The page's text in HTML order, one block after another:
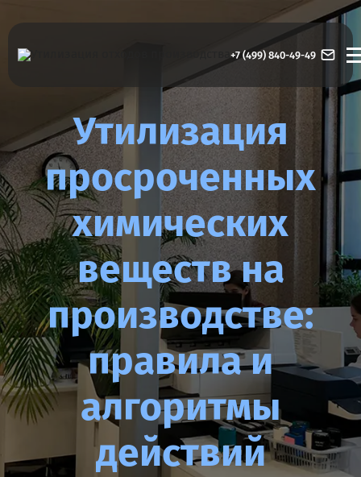
+7 (499) 840-49-49
Утилизация
просроченных
химических
веществ на
производстве:
правила и
алгоритмы
действий